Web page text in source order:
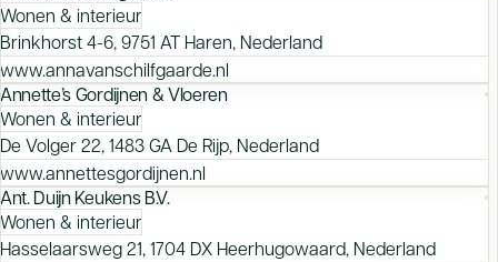
Wonen & interieur
Brinkhorst 4-6, 9751 AT Haren, Nederland
www.annavanschilfgaarde.nl
Annette’s Gordijnen & Vloeren
Wonen & interieur
De Volger 22, 1483 GA De Rijp, Nederland
www.annettesgordijnen.nl
Ant. Duijn Keukens B.V.
Wonen & interieur
Hasselaarsweg 21, 1704 DX Heerhugowaard, Nederland